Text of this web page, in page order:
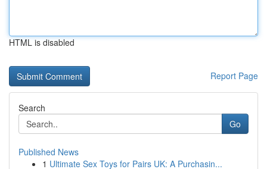
HTML is disabled
Report Page
Search
Go
Published News
1 Ultimate Sex Toys for Pairs UK: A Purchasin...